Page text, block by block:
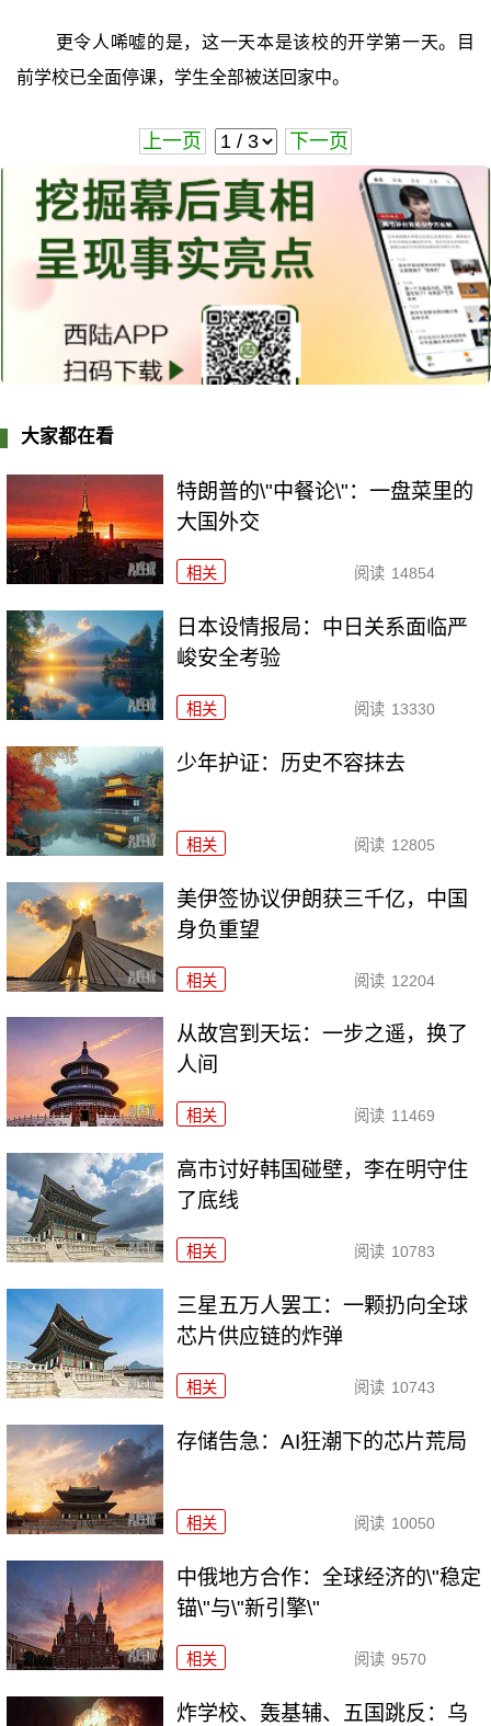
更令人唏嘘的是，这一天本是该校的开学第一天。目
前学校已全面停课，学生全部被送回家中。
上一页 下一页
大家都在看
特朗普的\"中餐论\"：一盘菜里的
大国外交
相关 阅读 14854
日本设情报局：中日关系面临严
峻安全考验
相关 阅读 13330
少年护证：历史不容抹去
相关 阅读 12805
美伊签协议伊朗获三千亿，中国
身负重望
相关 阅读 12204
从故宫到天坛：一步之遥，换了
人间
相关 阅读 11469
高市讨好韩国碰壁，李在明守住
了底线
相关 阅读 10783
三星五万人罢工：一颗扔向全球
芯片供应链的炸弹
相关 阅读 10743
存储告急：AI狂潮下的芯片荒局
相关 阅读 10050
中俄地方合作：全球经济的\"稳定
锚\"与\"新引擎\"
相关 阅读 9570
炸学校、轰基辅、五国跳反：乌